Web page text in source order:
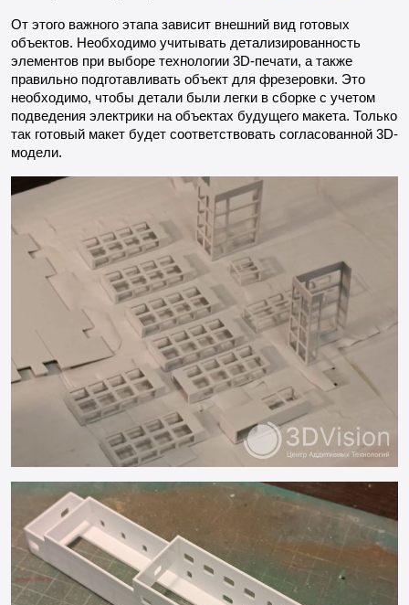
От этого важного этапа зависит внешний вид готовых
объектов. Необходимо учитывать детализированность
элементов при выборе технологии 3D-печати, а также
правильно подготавливать объект для фрезеровки. Это
необходимо, чтобы детали были легки в сборке с учетом
подведения электрики на объектах будущего макета. Только
так готовый макет будет соответствовать согласованной 3D-
модели.